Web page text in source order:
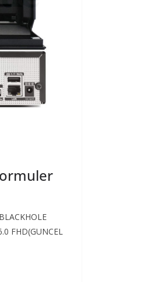
FHD(GUNCEL